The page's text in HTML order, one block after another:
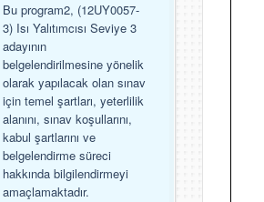
Bu program2, (12UY0057-
3) Isı Yalıtımcısı Seviye 3
adayının
belgelendirilmesine yönelik
olarak yapılacak olan sınav
için temel şartları, yeterlilik
alanını, sınav koşullarını,
kabul şartlarını ve
belgelendirme süreci
hakkında bilgilendirmeyi
amaçlamaktadır.